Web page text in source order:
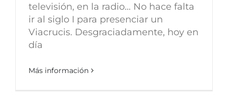
televisión, en la radio… No hace falta
ir al siglo I para presenciar un
Viacrucis. Desgraciadamente, hoy en
día
Más información